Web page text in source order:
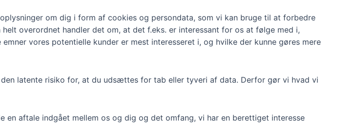
om dig i form af cookies og persondata, som vi kan bruge til at forbedre
overordnet handler det om, at det f.eks. er interessant for os at følge med i,
vores potentielle kunder er mest interesseret i, og hvilke der kunne gøres mere
latente risiko for, at du udsættes for tab eller tyveri af data. Derfor gør vi hvad vi
aftale indgået mellem os og dig og det omfang, vi har en berettiget interesse